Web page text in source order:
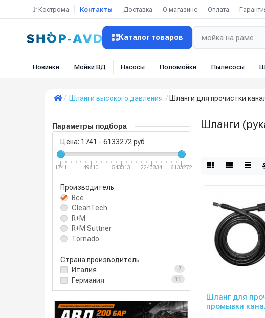
🚩Кострома Контакты Доставка О магазине Оплата
Каталог товаров
Новинки Мойки ВД Насосы Поломойки Пылесосы
Шланги высокого давления Шланги для прочистки
Параметры подбора
Цена: 1741 - 6133272 руб
1741 49610 543313 2240334 6133272
Производитель
Все
CleanTech
R+M
R+M Suttner
Tornado
Страна производитель
Италия
7
Германия 11
Шланги
Шланг для
промывки